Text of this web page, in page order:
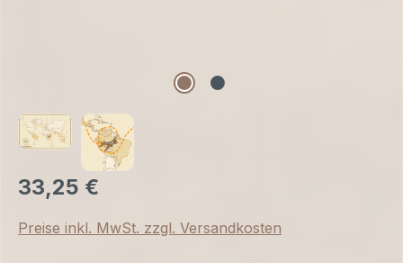
33,25 €
Preise inkl. MwSt. zzgl. Versandkosten